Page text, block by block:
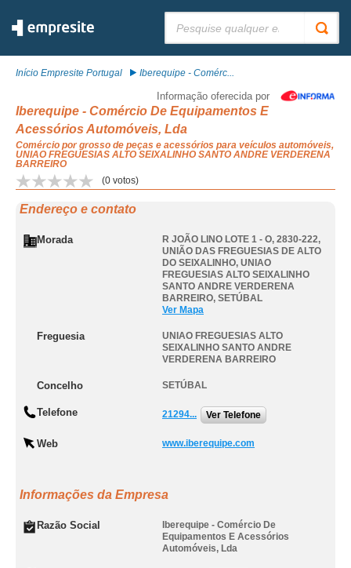
Início Empresite Portugal Iberequipe - Comérc...
Informação oferecida por
Iberequipe - Comércio De Equipamentos E
Acessórios Automóveis, Lda
Comércio por grosso de peças e acessórios para veículos automóveis,
UNIAO FREGUESIAS ALTO SEIXALINHO SANTO ANDRE VERDERENA
BARREIRO
(0 votos)
Endereço e contato
Morada
R JOÃO LINO LOTE 1 - O, 2830-222,
UNIÃO DAS FREGUESIAS DE ALTO
DO SEIXALINHO, UNIAO
FREGUESIAS ALTO SEIXALINHO
SANTO ANDRE VERDERENA
BARREIRO, SETÚBAL
Ver Mapa
Freguesia
UNIAO FREGUESIAS ALTO
SEIXALINHO SANTO ANDRE
VERDERENA BARREIRO
Concelho SETÚBAL
Telefone 21294... Ver Telefone
Web www.iberequipe.com
Informações da Empresa
Razão Social
Iberequipe - Comércio De
Equipamentos E Acessórios
Automóveis, Lda